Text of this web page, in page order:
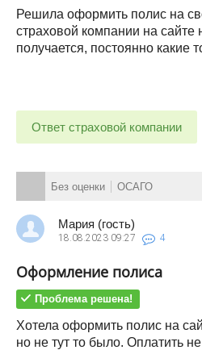
Решила оформить полис на
страховой компании на сайте
получается, постоянно какие
Ответ страховой компании
Без оценки ОСАГО
Мария (гость)
18.08.2023 09:27 4
Оформление полиса
Проблема решена!
Хотела оформить полис на
но не тут то было. Оплатить